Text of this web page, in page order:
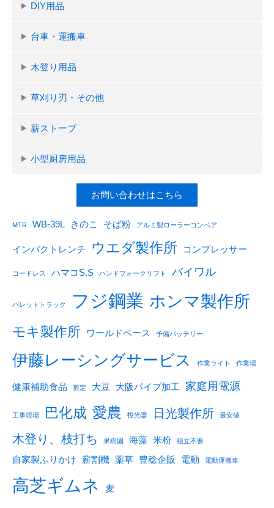
DIY用品
台車・運搬車
木登り用品
草刈り刃・その他
薪ストーブ
小型厨房用品
お問い合わせはこちら
MTR WB-39L きのこ そば粉 アルミ製ローラーコンベア
インパクトレンチ ウエダ製作所 コンプレッサー
コードレス ハマコS.S ハンドフォークリフト バイワル
パレットトラック フジ鋼業 ホンマ製作所
モキ製作所 ワールドベース 予備バッテリー
伊藤レーシングサービス 作業ライト 作業場
健康補助食品 剪定 大豆 大阪パイプ加工 家庭用電源
工事現場 巴化成 愛農 投光器 日光製作所 最安値
木登り、枝打ち 果樹園 海藻 米粉 組立不要
自家製ふりかけ 薪割機 薬草 豊稔企販 電動 電動運搬車
高芝ギムネ 麦